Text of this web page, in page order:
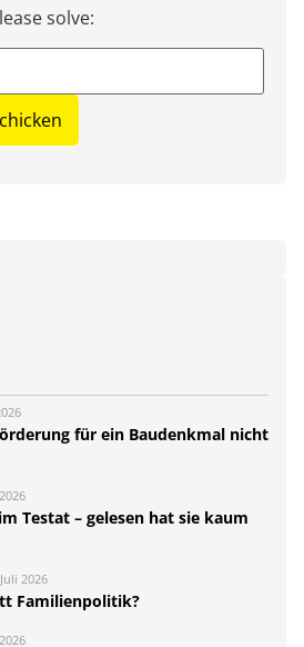
solve:
für ein Baudenkmal nicht
Testat – gelesen hat sie kaum
2026
Familienpolitik?